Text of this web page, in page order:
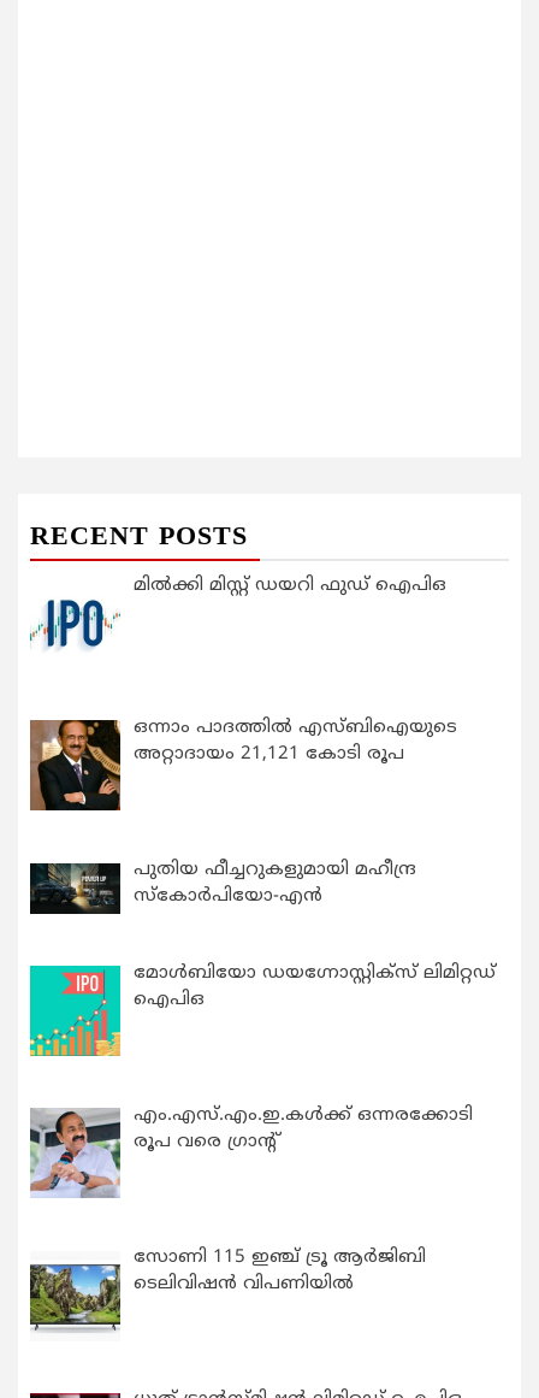
RECENT POSTS
മിൽക്കി മിസ്റ്റ് ഡയറി ഫുഡ് ഐപിഒ
ഒന്നാം പാദത്തിൽ എസ്ബിഐയുടെ
അറ്റാദായം 21,121 കോടി രൂപ
പുതിയ ഫീച്ചറുകളുമായി മഹീന്ദ്ര
സ്കോർപിയോ-എൻ
മോൾബിയോ ഡയഗ്നോസ്റ്റിക്സ് ലിമിറ്റഡ്
ഐപിഒ
എം.എസ്.എം.ഇ.കൾക്ക് ഒന്നരക്കോടി
രൂപ വരെ ഗ്രാന്റ്
സോണി 115 ഇഞ്ച് ട്രൂ ആർജിബി
ടെലിവിഷൻ വിപണിയിൽ